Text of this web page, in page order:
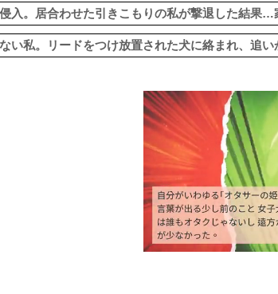
入。居合わせた引きこもりの私が撃退した結果
い私。リードをつけ放置された犬に絡まれ、追